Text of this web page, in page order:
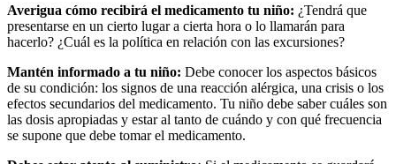
Averigua cómo recibirá el medicamento tu niño: ¿Tendrá que
presentarse en un cierto lugar a cierta hora o lo llamarán para
hacerlo? ¿Cuál es la política en relación con las excursiones?
Mantén informado a tu niño: Debe conocer los aspectos básicos
de su condición: los signos de una reacción alérgica, una crisis o los
efectos secundarios del medicamento. Tu niño debe saber cuáles son
las dosis apropiadas y estar al tanto de cuándo y con qué frecuencia
se supone que debe tomar el medicamento.